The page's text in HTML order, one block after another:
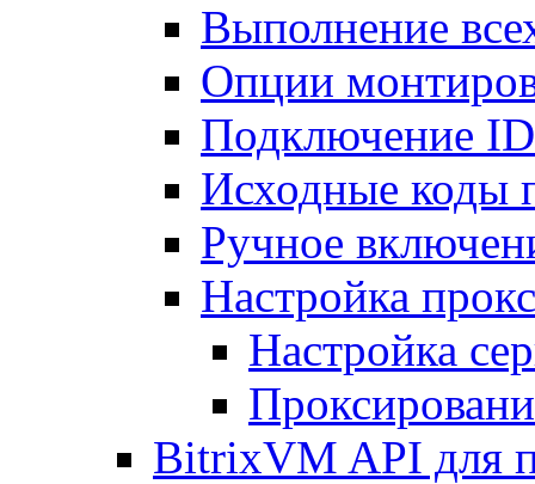
Выполнение
Опции
Подключение
Исходные коды
Ручное
Настройка
Настройка
BitrixVM API для